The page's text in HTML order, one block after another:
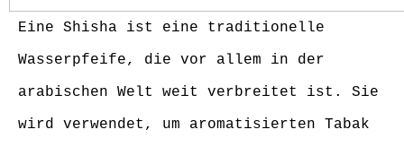
Eine Shisha ist eine traditionelle
Wasserpfeife, die vor allem in der
arabischen Welt weit verbreitet ist. Sie
wird verwendet, um aromatisierten Tabak